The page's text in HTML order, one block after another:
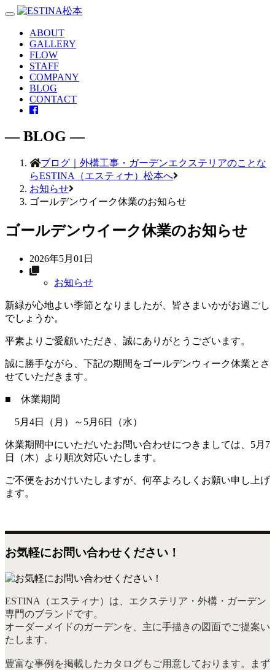
Toggle
navigation
ABOUT
GALLERY
FLOW
STAFF
COMPANY
BLOG
CONTACT
― BLOG ―
ブログ｜外構工事・ガーデンエクステリアのことな
らESTINA（エスティナ）松本へ
お知らせ
ゴールデンウイーク休業のお知らせ
ゴールデンウイーク休業のお知らせ
2026年5月01日
お知らせ
新緑が心地よい季節となりましたが、皆さまいかがお過ごし
でしょうか。
平素よりご愛顧いただき、誠にありがとうございます。
誠に勝手ながら、下記の期間をゴールデンウィーク休業とさ
せていただきます。
■ 休業期間
5月4日（月）～5月6日（水）
休業期間中にいただいたお問い合わせにつきましては、5月7
日（木）より順次対応いたします。
ご不便をおかけいたしますが、何卒よろしくお願い申し上げ
ます。
お気軽にお問い合わせください！
ESTINA（エスティナ）は、エクステリア・外構・ガーデン
専門のブランドです。
オーダーメイドのガーデンを、主に手描きの図面でご提案い
たします。
豊富な事例を掲載したカタログもご用意しております。まず